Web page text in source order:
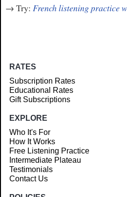
→ Try: French listening practice
RATES
Subscription Rates
Educational Rates
Gift Subscriptions
EXPLORE
Who It's For
How It Works
Free Listening Practice
Intermediate Plateau
Testimonials
Contact Us